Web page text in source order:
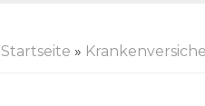
Startseite »